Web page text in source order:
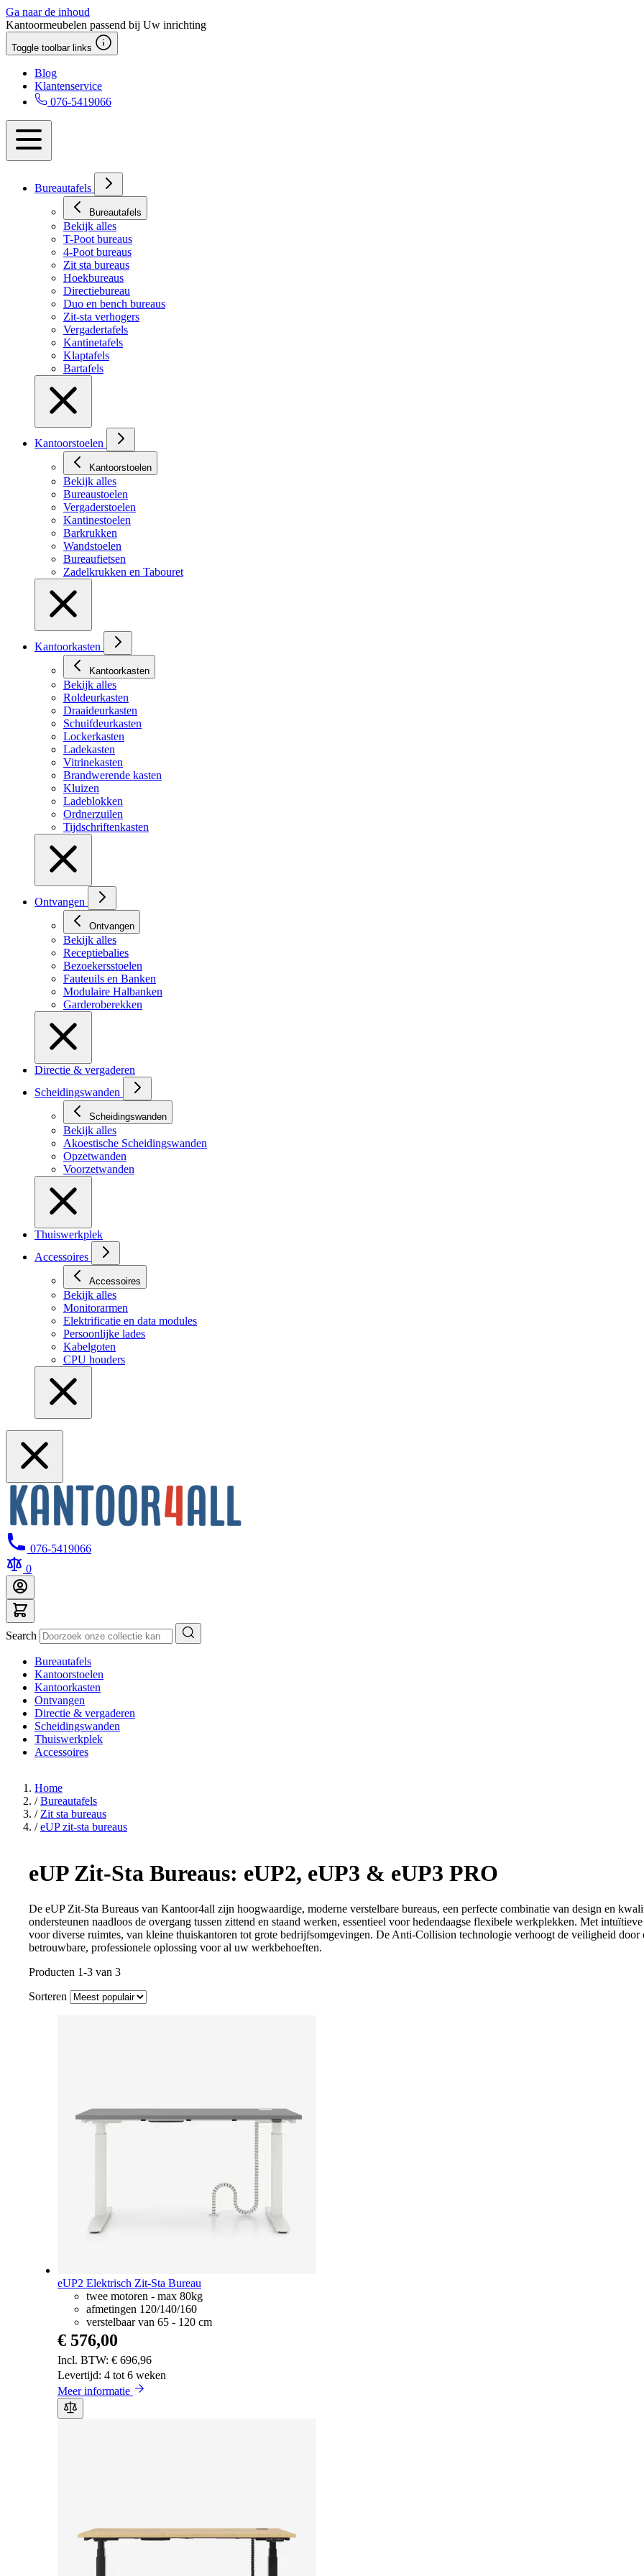
Ga naar de inhoud
Kantoormeubelen passend bij Uw inrichting
Toggle toolbar links
Blog
Klantenservice
076-5419066
Bureautafels
Bureautafels
Bekijk alles
T-Poot bureaus
4-Poot bureaus
Zit sta bureaus
Hoekbureaus
Directiebureau
Duo en bench bureaus
Zit-sta verhogers
Vergadertafels
Kantinetafels
Klaptafels
Bartafels
Kantoorstoelen
Kantoorstoelen
Bekijk alles
Bureaustoelen
Vergaderstoelen
Kantinestoelen
Barkrukken
Wandstoelen
Bureaufietsen
Zadelkrukken en Tabouret
Kantoorkasten
Kantoorkasten
Bekijk alles
Roldeurkasten
Draaideurkasten
Schuifdeurkasten
Lockerkasten
Ladekasten
Vitrinekasten
Brandwerende kasten
Kluizen
Ladeblokken
Ordnerzuilen
Tijdschriftenkasten
Ontvangen
Ontvangen
Bekijk alles
Receptiebalies
Bezoekersstoelen
Fauteuils en Banken
Modulaire Halbanken
Garderoberekken
Directie & vergaderen
Scheidingswanden
Scheidingswanden
Bekijk alles
Akoestische Scheidingswanden
Opzetwanden
Voorzetwanden
Thuiswerkplek
Accessoires
Accessoires
Bekijk alles
Monitorarmen
Elektrificatie en data modules
Persoonlijke lades
Kabelgoten
CPU houders
076-5419066
0
Search
Bureautafels
Kantoorstoelen
Kantoorkasten
Ontvangen
Directie & vergaderen
Scheidingswanden
Thuiswerkplek
Accessoires
Home
/ Bureautafels
/ Zit sta bureaus
/ eUP zit-sta bureaus
eUP Zit-Sta Bureaus: eUP2, eUP3 & eUP3 PRO
De eUP Zit-Sta Bureaus van Kantoor4all zijn hoogwaardige, moderne verstelbare bureaus, een perfecte combinatie van design en
ondersteunen naadloos de overgang tussen zittend en staand werken, essentieel voor hedendaagse flexibele werkplekken. Met
voor diverse ruimtes, van kleine thuiskantoren tot grote bedrijfsomgevingen. De Anti-Collision technologie verhoogt de veiligheid door
betrouwbare, professionele oplossing voor al uw werkbehoeften.
Producten 1-3 van 3
Sorteren
eUP2 Elektrisch Zit-Sta Bureau
twee motoren - max 80kg
afmetingen 120/140/160
verstelbaar van 65 - 120 cm
€ 696,96
€ 576,00
Levertijd: 4 tot 6 weken
Meer informatie